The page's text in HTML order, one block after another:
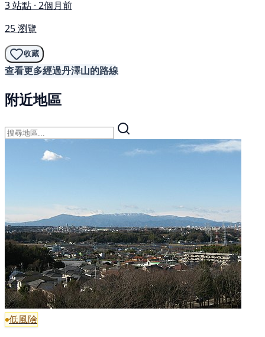
3 站點 · 2個月前
25 瀏覽
收藏
查看更多經過丹澤山的路線
附近地區
低風險